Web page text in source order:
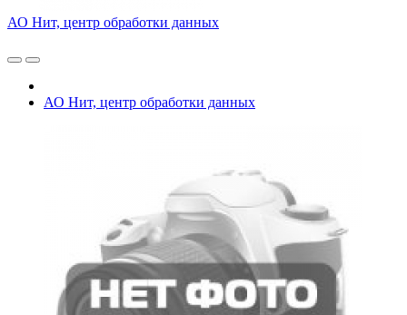
АО Нит, центр обработки данных
АО Нит, центр обработки данных